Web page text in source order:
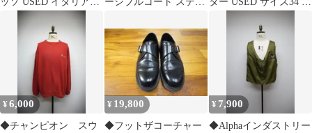
ハイゲージ クルー
コットランド製
¥6,000
◆チャンピオン スウ
¥ 19,800
◆フットザコーチャー
¥ 7,900
◆Alphaインダストリー